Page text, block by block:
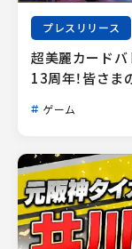
プレスリリース
超美麗カードバ
13周年！皆さま
ゲーム